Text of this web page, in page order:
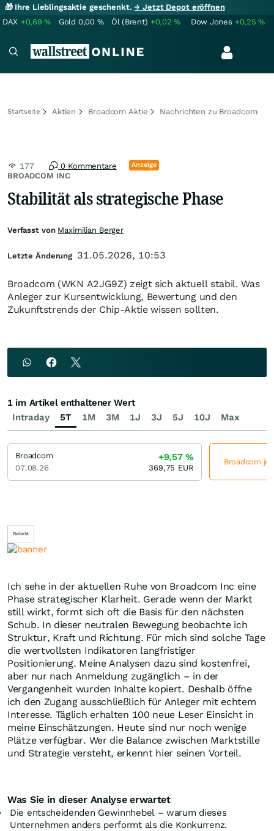
🎁 Ihre Lieblingsaktie geschenkt.→ Jetzt Depot eröffnen
DAX +0,69% Gold 0,00 % Öl (Brent) +0,02% Dow Jones +0,25%
Startseite Aktien Broadcom Aktie Nachrichten zu Broadcom
BROADCOM INC
177 0 Kommentare Anzeige
Stabilität als strategische Phase
Broadcom (WKN A2JG9Z) zeigt sich aktuell stabil. Was
Anleger zur Kursentwicklung, Bewertung und den
Zukunftstrends der Chip-Aktie wissen sollten.
Beliebt
Ich sehe in der aktuellen Ruhe von Broadcom Inc eine
Phase strategischer Klarheit. Gerade wenn der Markt
still wirkt, formt sich oft die Basis für den nächsten
Schub. In dieser neutralen Bewegung beobachte ich
Struktur, Kraft und Richtung. Für mich sind solche Tage
die wertvollsten Indikatoren langfristiger
Positionierung. Meine Analysen dazu sind kostenfrei,
aber nur nach Anmeldung zugänglich – in der
Vergangenheit wurden Inhalte kopiert. Deshalb öffne
ich den Zugang ausschließlich für Anleger mit echtem
Interesse. Täglich erhalten 100 neue Leser Einsicht in
meine Einschätzungen. Heute sind nur noch wenige
Plätze verfügbar. Wer die Balance zwischen Marktstille
und Strategie versteht, erkennt hier seinen Vorteil.
Was Sie in dieser Analyse erwartet
Die entscheidenden Gewinnhebel – warum dieses
Unternehmen anders performt als die Konkurrenz.
Verfasst von Maximilian Berger
Letzte Änderung 31.05.2026, 10:53
Intraday 5T 1M 3M 1J 3J 5J 10J Max
1 im Artikel enthaltener Wert
Broadcom
07.08.26
+9,57%
369,75 EUR
Broadcom